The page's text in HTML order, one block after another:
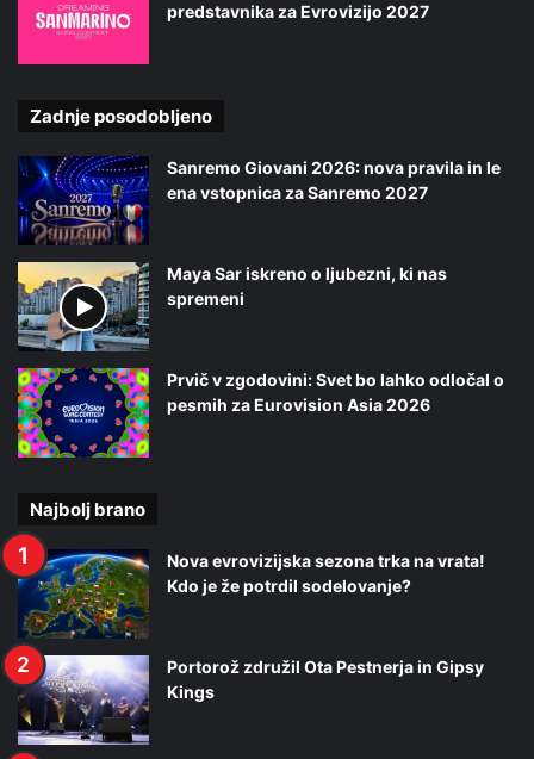
predstavnika za Evrovizijo 2027
Zadnje posodobljeno
Sanremo Giovani 2026: nova pravila in le
ena vstopnica za Sanremo 2027
Maya Sar iskreno o ljubezni, ki nas
spremeni
Prvič v zgodovini: Svet bo lahko odločal o
pesmih za Eurovision Asia 2026
Najbolj brano
Nova evrovizijska sezona trka na vrata!
Kdo je že potrdil sodelovanje?
Portorož združil Ota Pestnerja in Gipsy
Kings